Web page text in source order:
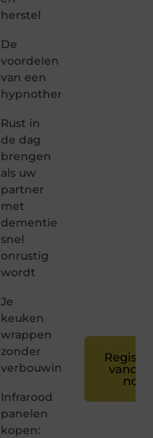
herstel
De
voordelen
van een
hypnotherapeut
Rust in
de dag
brengen
als uw
partner
met
dementie
snel
onrustig
wordt
Je
keuken
wrappen
zonder
verbouwing
Infrarood
panelen
kopen:
nog